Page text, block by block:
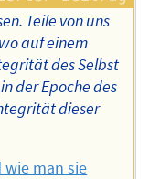
Teile von uns
auf einem
des Selbst
der Epoche des
dieser
wie man sie